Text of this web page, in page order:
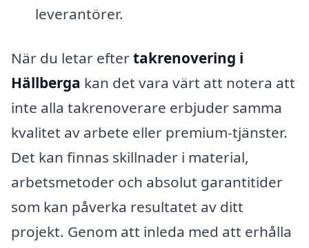
leverantörer.
När du letar eftertakrenovering i
Hällberga kan det vara värt att notera att
inte alla takrenoverare erbjuder samma
kvalitet av arbete eller premium-tjänster.
Det kan finnas skillnader i material,
arbetsmetoder och absolut garantitider
som kan påverka resultatet av ditt
projekt. Genom att inleda med att erhålla